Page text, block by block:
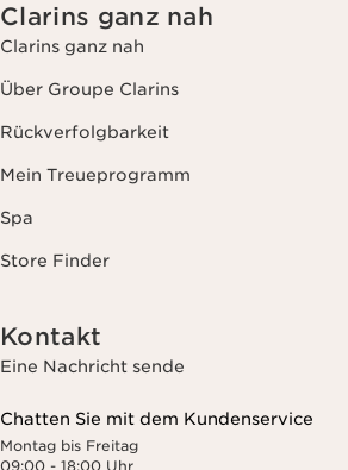
Clarins ganz nah
Clarins ganz nah
Über Groupe Clarins
Rückverfolgbarkeit
Mein Treueprogramm
Spa
Store Finder
Kontakt
Eine Nachricht sende
Chatten Sie mit dem Kundenservice
Montag bis Freitag
09:00 - 18:00 Uhr